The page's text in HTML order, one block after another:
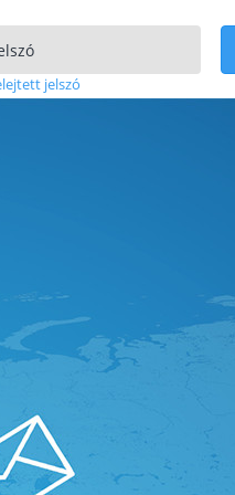
jelszó